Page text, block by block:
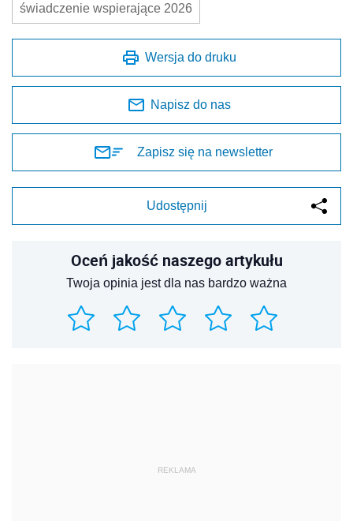
świadczenie wspierające 2026
Wersja do druku
Napisz do nas
Zapisz się na newsletter
Udostępnij
Oceń jakość naszego artykułu
Twoja opinia jest dla nas bardzo ważna
REKLAMA